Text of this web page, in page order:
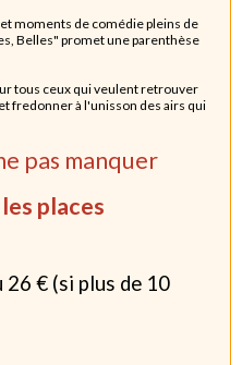
moments de comédie pleins de
Belles" promet une parenthèse
tous ceux qui veulent retrouver
fredonner à l'unisson des airs qui
pas manquer
places
26 € (si plus de 10